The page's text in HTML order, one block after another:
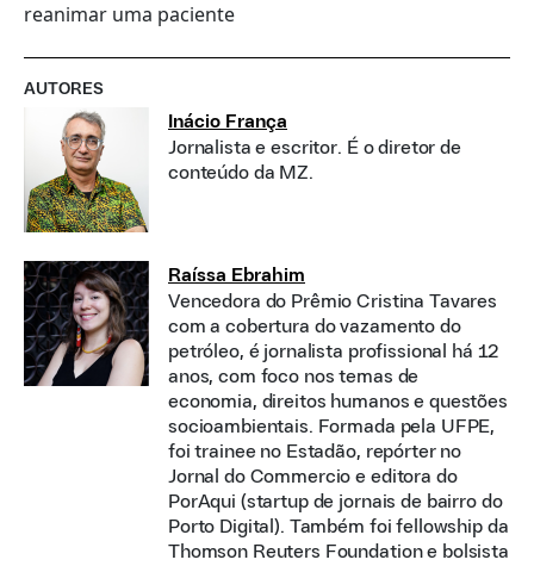
reanimar uma paciente
AUTORES
Inácio França
Jornalista e escritor. É o diretor de
conteúdo da MZ.
Raíssa Ebrahim
Vencedora do Prêmio Cristina Tavares
com a cobertura do vazamento do
petróleo, é jornalista profissional há 12
anos, com foco nos temas de
economia, direitos humanos e questões
socioambientais. Formada pela UFPE,
foi trainee no Estadão, repórter no
Jornal do Commercio e editora do
PorAqui (startup de jornais de bairro do
Porto Digital). Também foi fellowship da
Thomson Reuters Foundation e bolsista